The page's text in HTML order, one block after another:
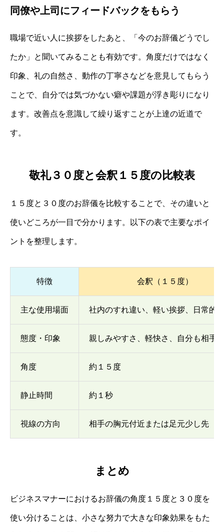
同僚や上司にフィードバックをもらう
職場で近い人に挨拶をしたあと、「今のお辞儀どうでし
たか」と聞いてみることも有効です。角度だけではなく
印象、礼の自然さ、動作の丁寧さなどを意見してもらう
ことで、自分では気づかない癖や課題が浮き彫りになり
ます。改善点を意識して繰り返すことが上達の近道で
す。
敬礼３０度と会釈１５度の比較表
１５度と３０度のお辞儀を比較することで、その違いと
使いどころが一目で分かります。以下の表で主要なポイ
ントを整理します。
特徴 会釈（１５度）
主な使用場面 社内のすれ違い、軽い挨拶、日常的
態度・印象 親しみやすさ、軽快さ、自分も相手
角度 約１５度
静止時間 約１秒
視線の方向 相手の胸元付近または足元少し先
まとめ
ビジネスマナーにおけるお辞儀の角度１５度と３０度を
使い分けることは、小さな努力で大きな印象効果をもた